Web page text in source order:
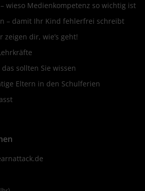
wieso Medienkompetenz so wichtig ist
– damit Ihr Kind fehlerfrei schreibt
dir, wie’s geht!
sollten Sie wissen
Eltern in den Schulferien